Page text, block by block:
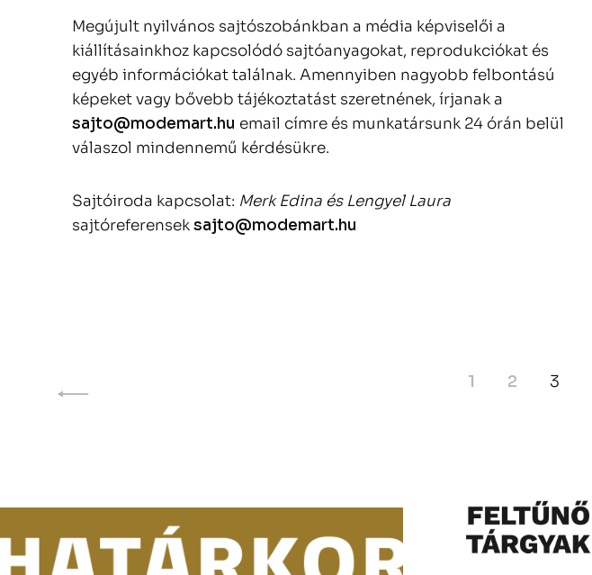
Megújult nyilvános sajtószobánkban a média képviselői a
kiállításainkhoz kapcsolódó sajtóanyagokat, reprodukciókat és
egyéb információkat találnak. Amennyiben nagyobb felbontású
képeket vagy bővebb tájékoztatást szeretnének, írjanak a
sajto@modemart.hu email címre és munkatársunk 24 órán belül
válaszol mindennemű kérdésükre.
Sajtóiroda kapcsolat: Merk Edina és Lengyel Laura
sajtóreferenseksajto@modemart.hu
Page
1 2 3